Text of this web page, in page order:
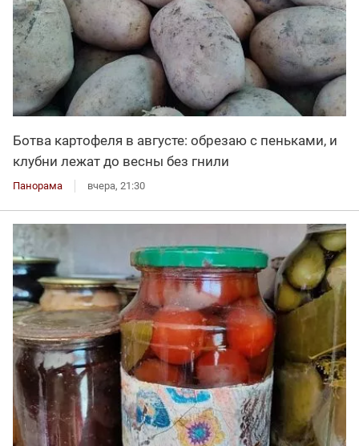
Ботва картофеля в августе: обрезаю с пеньками, и
клубни лежат до весны без гнили
Панорама вчера, 21:30